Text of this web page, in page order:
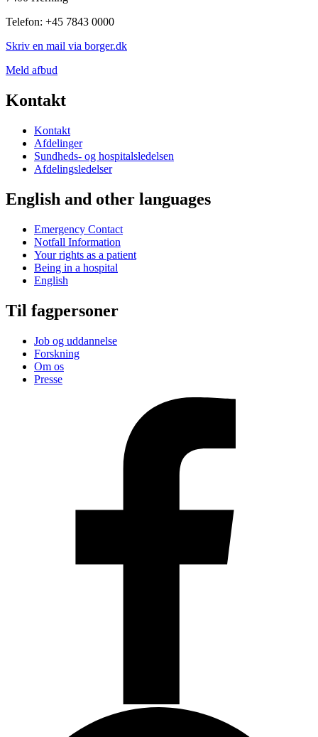
Telefon: +45 7843 0000
Skriv en mail via borger.dk
Meld afbud
Kontakt
Kontakt
Afdelinger
Sundheds- og hospitalsledelsen
Afdelingsledelser
English and other languages
Emergency Contact
Notfall Information
Your rights as a patient
Being in a hospital
English
Til fagpersoner
Job og uddannelse
Forskning
Om os
Presse